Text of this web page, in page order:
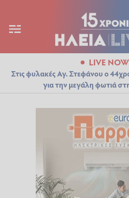
LIVE NOW
Στις φυλακές Αγ. Στεφάνου ο
για την μεγάλη φωτιά